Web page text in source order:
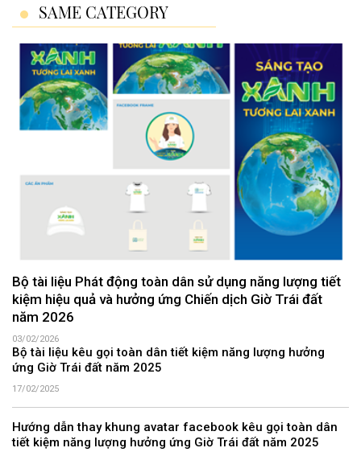
SAME CATEGORY
Bộ tài liệu Phát động toàn dân sử dụng năng lượng tiết
kiệm hiệu quả và hưởng ứng Chiến dịch Giờ Trái đất
năm 2026
03/02/2026
Bộ tài liệu kêu gọi toàn dân tiết kiệm năng lượng hưởng
ứng Giờ Trái đất năm 2025
17/02/2025
Hướng dẫn thay khung avatar facebook kêu gọi toàn dân
tiết kiệm năng lượng hưởng ứng Giờ Trái đất năm 2025